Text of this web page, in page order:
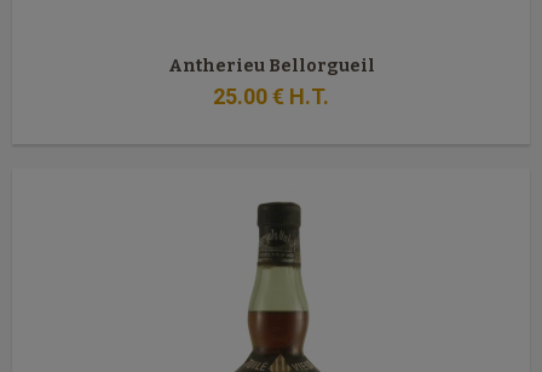
Antherieu Bellorgueil
25.00€ H.T.